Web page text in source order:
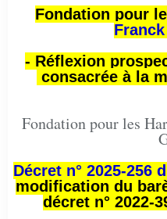
Fondation pour
- Réflexion
consacrée à la
Fondation pour les
Décret n° 2025-256
modification du
décret n° 2022-